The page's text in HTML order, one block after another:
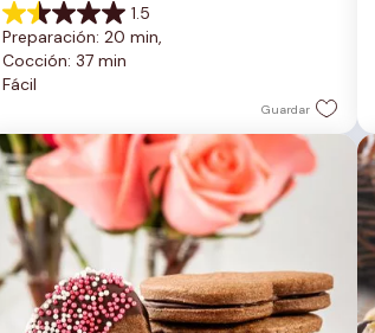
1.5
1.5
de
5
estrellas.
reseñas
Preparación: 20 min,
Cocción: 37 min
Fácil
Guardar